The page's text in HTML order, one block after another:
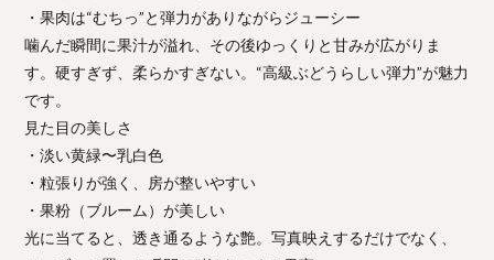
・果肉は“むちっ”と弾力がありながらジューシー
噛んだ瞬間に果汁が溢れ、その後ゆっくりと甘みが広がりま
す。硬すぎず、柔らかすぎない。“高級ぶどうらしい弾力”が魅力
です。
見た目の美しさ
・淡い黄緑〜乳白色
・粒張りが強く、房が整いやすい
・果粉（ブルーム）が美しい
光に当てると、透き通るような艶。写真映えするだけでなく、